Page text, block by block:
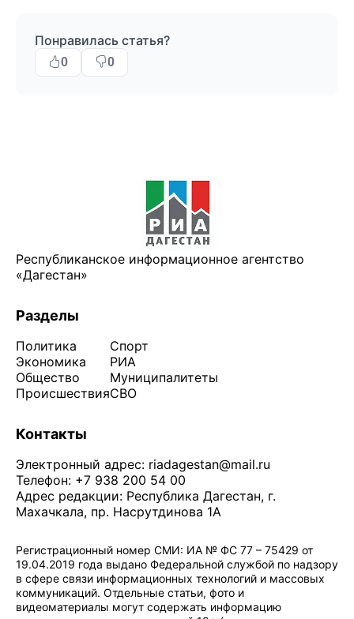
Понравилась статья?
0 0
Республиканское информационное агентство
«Дагестан»
Разделы
Политика
Экономика
Общество
Происшествия
Спорт
РИА
Муниципалитеты
СВО
Контакты
Электронный адрес: riadagestan@mail.ru
Телефон: +7 938 200 54 00
Адрес редакции: Республика Дагестан, г.
Махачкала, пр. Насрутдинова 1А
Регистрационный номер СМИ: ИА № ФС 77 – 75429 от
19.04.2019 года выдано Федеральной службой по надзору
в сфере связи информационных технологий и массовых
коммуникаций. Отдельные статьи, фото и
видеоматериалы могут содержать информацию